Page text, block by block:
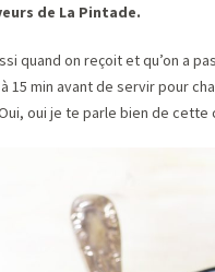
de La Pintade.
quand on reçoit et qu’on a
15 min avant de servir pour
oui je te parle bien de